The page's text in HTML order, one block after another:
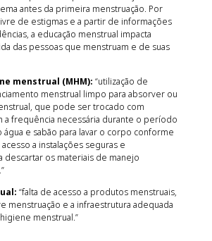
antes da primeira menstruação. Por
de estigmas e a partir de informações
a educação menstrual impacta
das pessoas que menstruam e de suas
menstrual (MHM): “utilização de
menstrual limpo para absorver ou
que pode ser trocado com
a frequência necessária durante o período
água e sabão para lavar o corpo conforme
a instalações seguras e
descartar os materiais de manejo
“falta de acesso a produtos menstruais,
menstruação e a infraestrutura adequada
menstrual.”